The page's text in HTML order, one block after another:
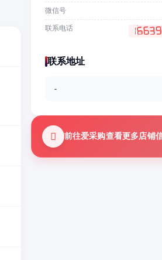
微信号
联系电话
联系地址
-
前往爱采购查看更多店铺